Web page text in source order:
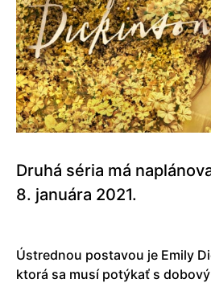
Druhá séria má
8. januára 2021.
Ústrednou postavou je Emily
ktorá sa musí potýkať s